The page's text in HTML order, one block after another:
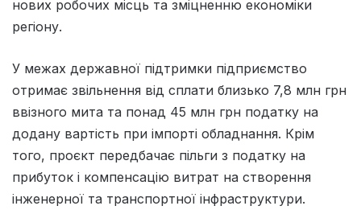
нових робочих місць та зміцненню економіки
регіону.
У межах державної підтримки підприємство
отримає звільнення від сплати близько 7,8 млн грн
ввізного мита та понад 45 млн грн податку на
додану вартість при імпорті обладнання. Крім
того, проєкт передбачає пільги з податку на
прибуток і компенсацію витрат на створення
інженерної та транспортної інфраструктури.